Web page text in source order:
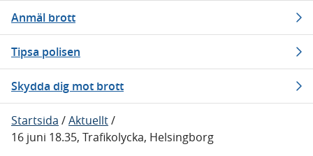
Anmäl brott
Tipsa polisen
Skydda dig mot brott
Startsida /Aktuellt/
16 juni 18.35, Trafikolycka, Helsingborg